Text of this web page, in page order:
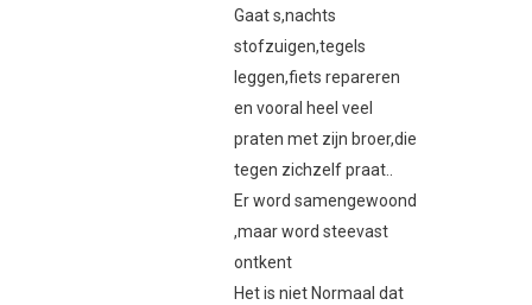
Gaat s,nachts
stofzuigen,tegels
leggen,fiets repareren
en vooral heel veel
praten met zijn broer,die
tegen zichzelf praat..
Er word samengewoond
,maar word steevast
ontkent
Het is niet Normaal dat